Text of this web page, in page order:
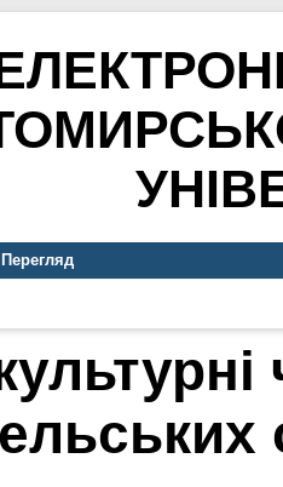
Перегляд